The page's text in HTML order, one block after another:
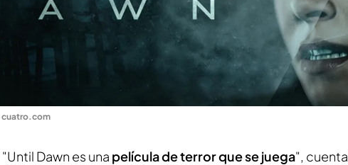
cuatro.com
"Until Dawn es una película de terror que se juega", cuenta